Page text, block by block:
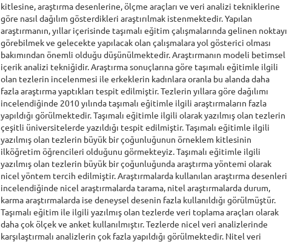
kitlesine, araştırma desenlerine, ölçme araçları ve veri analizi tekniklerine
göre nasıl dağılım gösterdikleri araştırılmak istenmektedir. Yapılan
araştırmanın, yıllar içerisinde taşımalı eğitim çalışmalarında gelinen noktayı
görebilmek ve gelecekte yapılacak olan çalışmalara yol gösterici olması
bakımından önemli olduğu düşünülmektedir. Araştırmanın modeli betimsel
içerik analizi tekniğidir. Araştırma sonuçlarına göre taşımalı eğitimle ilgili
olan tezlerin incelenmesi ile erkeklerin kadınlara oranla bu alanda daha
fazla araştırma yaptıkları tespit edilmiştir. Tezlerin yıllara göre dağılımı
incelendiğinde 2010 yılında taşımalı eğitimle ilgili araştırmaların fazla
yapıldığı görülmektedir. Taşımalı eğitimle ilgili olarak yazılmış olan tezlerin
çeşitli üniversitelerde yazıldığı tespit edilmiştir. Taşımalı eğitimle ilgili
yazılmış olan tezlerin büyük bir çoğunluğunun örneklem kitlesinin
ilköğretim öğrencileri olduğunu görmekteyiz. Taşımalı eğitimle ilgili
yazılmış olan tezlerin büyük bir çoğunluğunda araştırma yöntemi olarak
nicel yöntem tercih edilmiştir. Araştırmalarda kullanılan araştırma desenleri
incelendiğinde nicel araştırmalarda tarama, nitel araştırmalarda durum,
karma araştırmalarda ise deneysel desenin fazla kullanıldığı görülmüştür.
Taşımalı eğitim ile ilgili yazılmış olan tezlerde veri toplama araçları olarak
daha çok ölçek ve anket kullanılmıştır. Tezlerde nicel veri analizlerinde
karşılaştırmalı analizlerin çok fazla yapıldığı görülmektedir. Nitel veri